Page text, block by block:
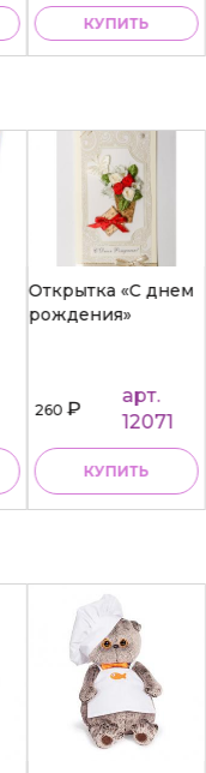
КУПИТЬ
Открытка «С днем
рождения»
260₽
арт.
12071
КУПИТЬ